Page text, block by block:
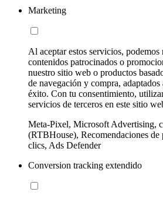
Marketing
Al aceptar estos servicios, podemos
contenidos patrocinados o
nuestro sitio web o productos
de navegación y compra,
éxito. Con tu consentimiento,
servicios de terceros en este sitio
Meta-Pixel, Microsoft Advertising,
(RTBHouse), Recomendaciones de
clics, Ads Defender
Conversion tracking extendido